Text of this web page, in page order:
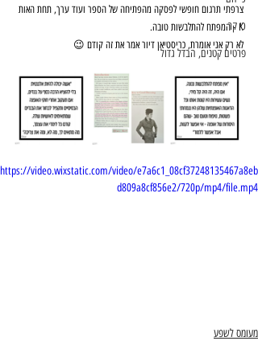
כי קר
פרטים קטנים, הבדל גדול
צרפתי תרגום חופשי לפסקה מהפתיחה של הספר ועוד ערך, תחת האות
K - המפתח להתלבשות טובה.
לא רק אני אומרת, כריסטיאן דיור אמר את זה קודם 😉
https://video.wixstatic.com/video/e7a6c1_08cf37248135467a8eb
d809a8cf856e2/720p/mp4/file.mp4
מעומס לשפע